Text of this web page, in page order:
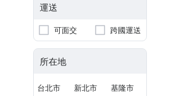
運送
可面交 跨國運送
所在地
台北市 新北市 基隆市